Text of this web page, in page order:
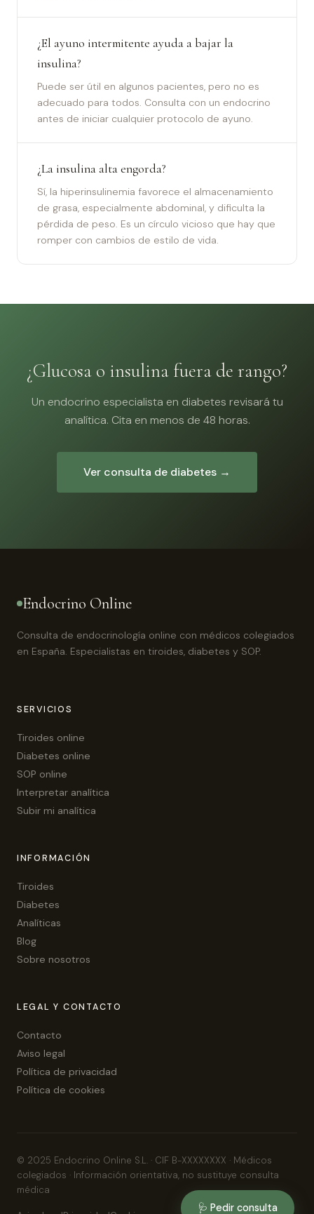
¿El ayuno intermitente ayuda a bajar la
insulina?
Puede ser útil en algunos pacientes, pero no es
adecuado para todos. Consulta con un endocrino
antes de iniciar cualquier protocolo de ayuno.
¿La insulina alta engorda?
Sí, la hiperinsulinemia favorece el almacenamiento
de grasa, especialmente abdominal, y dificulta la
pérdida de peso. Es un círculo vicioso que hay que
romper con cambios de estilo de vida.
¿Glucosa o insulina fuera de rango?
Un endocrino especialista en diabetes revisará tu
analítica. Cita en menos de 48 horas.
Ver consulta de diabetes →
Endocrino Online
Consulta de endocrinología online con médicos colegiados
en España. Especialistas en tiroides, diabetes y SOP.
SERVICIOS
Tiroides online
Diabetes online
SOP online
Interpretar analítica
Subir mi analítica
INFORMACIÓN
Tiroides
Diabetes
Analíticas
Blog
Sobre nosotros
LEGAL Y CONTACTO
Contacto
Aviso legal
Política de privacidad
Política de cookies
© 2025 Endocrino Online S.L. · CIF B-XXXXXXXX · Médicos
colegiados · Información orientativa, no sustituye consulta
médica
🩺 Pedir consulta